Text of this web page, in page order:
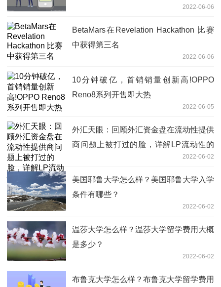
2022-06-06
BetaMars在Revelation Hackathon 比赛
中获得第三名
2022-06-06
10分钟破亿，首销销量创新高!OPPO
Reno8系列开售即大热
2022-06-05
外汇天眼：回顾外汇资金盘在流动性提供
商问题上被打过的脸，详解LP流动性的
2022-06-02
美国耶鲁大学怎么样？美国耶鲁大学入学
条件有哪些？
2022-06-02
温莎大学怎么样？温莎大学留学费用大概
是多少？
2022-06-02
布鲁克大学怎么样？布鲁克大学留学费用